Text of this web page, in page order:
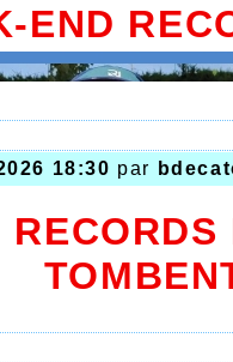
END
18:30 par